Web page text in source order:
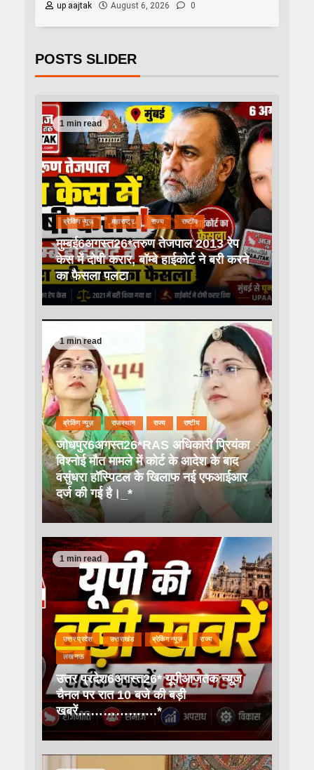
up aajtak
August 6, 2026 0
POSTS SLIDER
1 min read
ब्रेकिंग न्यूज़ महाराष्ट्र राज्य राष्टीय
मुम्बई6अगस्त26*तरुण तेजपाल 2013 रेप
केस में दोषी करार, बॉम्बे हाईकोर्ट ने बरी करने
का फैसला पलटा
1 min read
ब्रेकिंग न्यूज़ राजस्थान राज्य राष्टीय
जोधपुर6अगस्त26*RAS अधिकारी प्रियंका
विश्नोई मौत मामले में कोर्ट के आदेश के बाद
वसुंधरा हॉस्पिटल के खिलाफ नई एफआईआर
दर्ज की गई है।_*
1 min read
उत्तर प्रदेश उत्तराखंड ब्रेकिंग न्यूज़ राज्य
लखनऊ
उत्तर प्रदेश6अगस्त26* यूपीआजतक न्यूज
चैनल पर रात 10 बजे की बड़ी
खबरें……………….*